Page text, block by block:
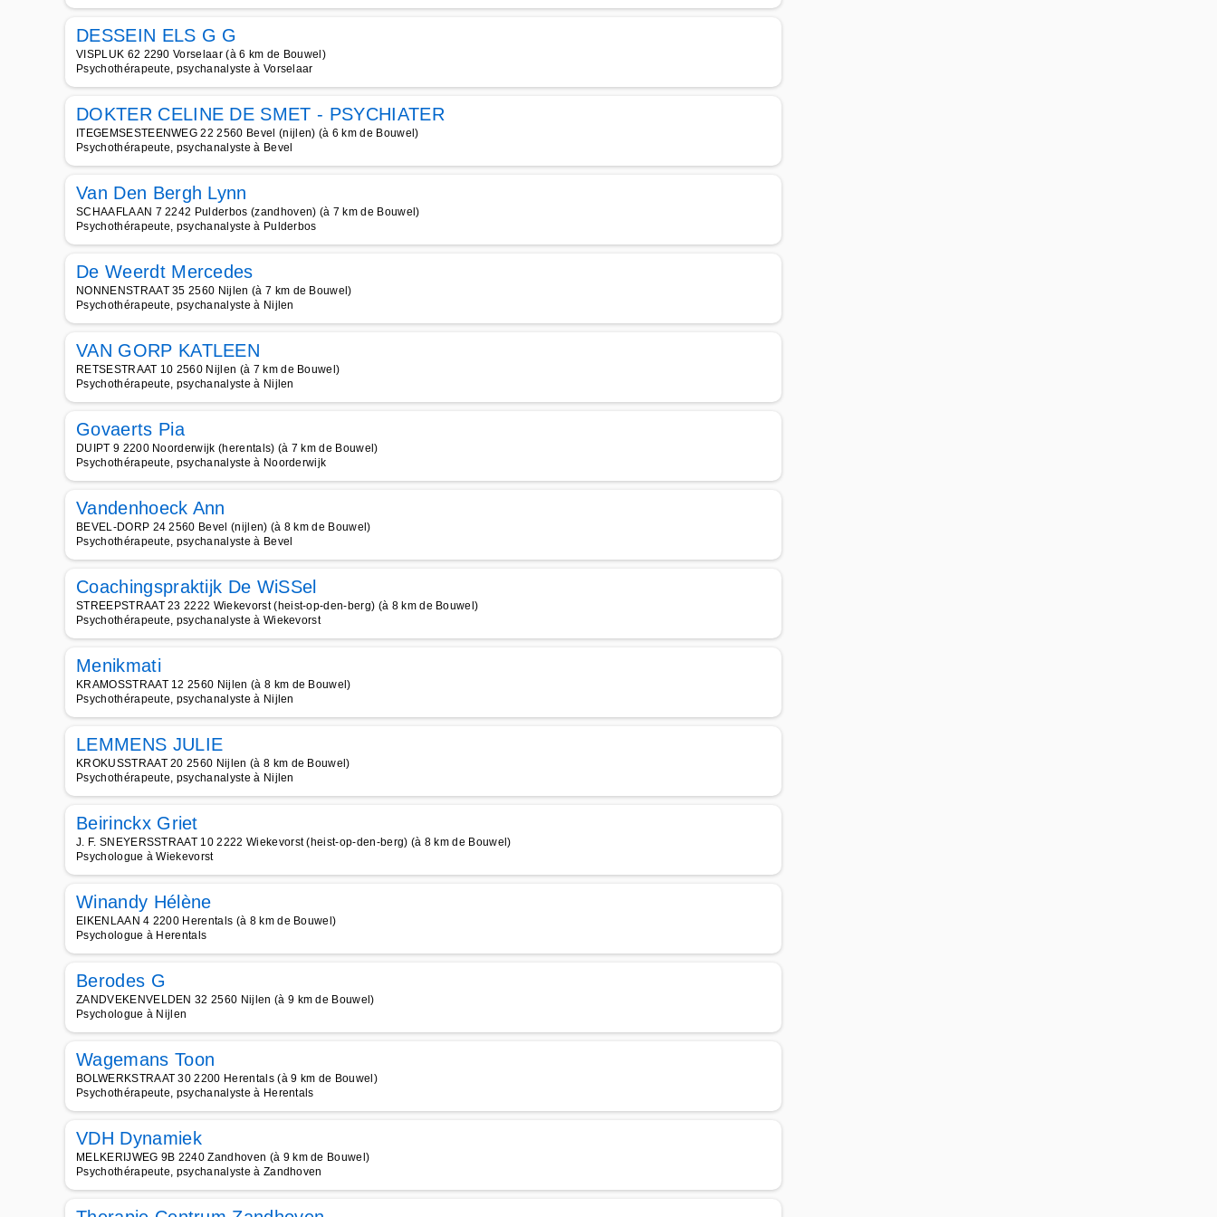
DESSEIN ELS G G
VISPLUK 62 2290 Vorselaar (à 6 km de Bouwel)
Psychothérapeute, psychanalyste à Vorselaar
DOKTER CELINE DE SMET - PSYCHIATER
ITEGEMSESTEENWEG 22 2560 Bevel (nijlen) (à 6 km de Bouwel)
Psychothérapeute, psychanalyste à Bevel
Van Den Bergh Lynn
SCHAAFLAAN 7 2242 Pulderbos (zandhoven) (à 7 km de Bouwel)
Psychothérapeute, psychanalyste à Pulderbos
De Weerdt Mercedes
NONNENSTRAAT 35 2560 Nijlen (à 7 km de Bouwel)
Psychothérapeute, psychanalyste à Nijlen
VAN GORP KATLEEN
RETSESTRAAT 10 2560 Nijlen (à 7 km de Bouwel)
Psychothérapeute, psychanalyste à Nijlen
Govaerts Pia
DUIPT 9 2200 Noorderwijk (herentals) (à 7 km de Bouwel)
Psychothérapeute, psychanalyste à Noorderwijk
Vandenhoeck Ann
BEVEL-DORP 24 2560 Bevel (nijlen) (à 8 km de Bouwel)
Psychothérapeute, psychanalyste à Bevel
Coachingspraktijk De WiSSel
STREEPSTRAAT 23 2222 Wiekevorst (heist-op-den-berg) (à 8 km de Bouwel)
Psychothérapeute, psychanalyste à Wiekevorst
Menikmati
KRAMOSSTRAAT 12 2560 Nijlen (à 8 km de Bouwel)
Psychothérapeute, psychanalyste à Nijlen
LEMMENS JULIE
KROKUSSTRAAT 20 2560 Nijlen (à 8 km de Bouwel)
Psychothérapeute, psychanalyste à Nijlen
Beirinckx Griet
J. F. SNEYERSSTRAAT 10 2222 Wiekevorst (heist-op-den-berg) (à 8 km de Bouwel)
Psychologue à Wiekevorst
Winandy Hélène
EIKENLAAN 4 2200 Herentals (à 8 km de Bouwel)
Psychologue à Herentals
Berodes G
ZANDVEKENVELDEN 32 2560 Nijlen (à 9 km de Bouwel)
Psychologue à Nijlen
Wagemans Toon
BOLWERKSTRAAT 30 2200 Herentals (à 9 km de Bouwel)
Psychothérapeute, psychanalyste à Herentals
VDH Dynamiek
MELKERIJWEG 9B 2240 Zandhoven (à 9 km de Bouwel)
Psychothérapeute, psychanalyste à Zandhoven